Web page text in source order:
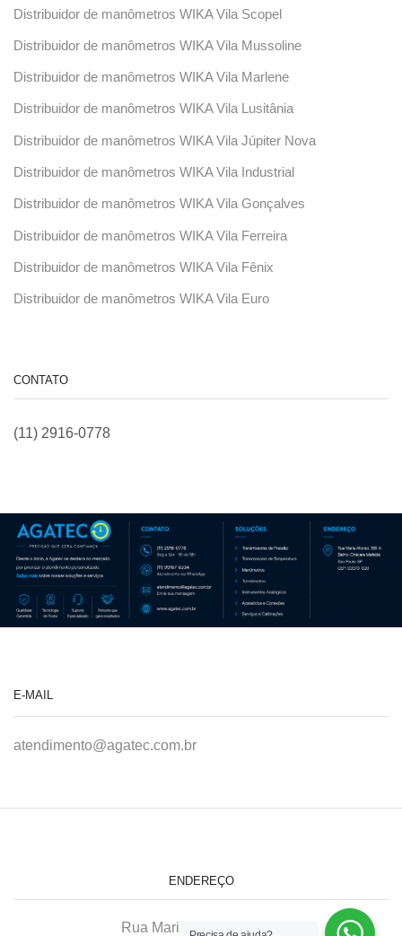
Distribuidor de manômetros WIKA Vila Scopel
Distribuidor de manômetros WIKA Vila Mussoline
Distribuidor de manômetros WIKA Vila Marlene
Distribuidor de manômetros WIKA Vila Lusitânia
Distribuidor de manômetros WIKA Vila Júpiter Nova
Distribuidor de manômetros WIKA Vila Industrial
Distribuidor de manômetros WIKA Vila Gonçalves
Distribuidor de manômetros WIKA Vila Ferreira
Distribuidor de manômetros WIKA Vila Fênix
Distribuidor de manômetros WIKA Vila Euro
CONTATO
(11) 2916-0778
E-MAIL
atendimento@agatec.com.br
ENDEREÇO
Rua Maria Afonso, 166-A